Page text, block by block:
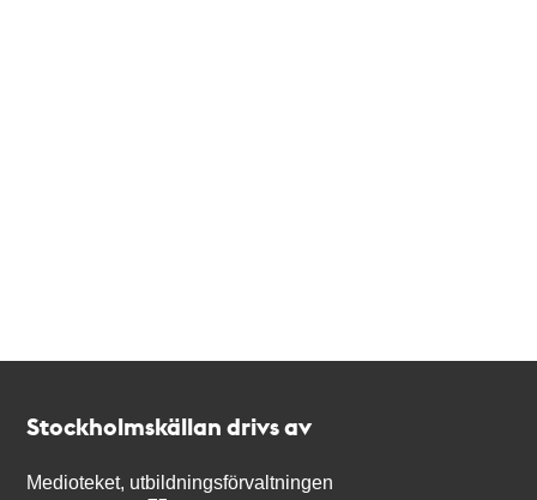
Stockholmskällan drivs av
Medioteket, utbildningsförvaltningen